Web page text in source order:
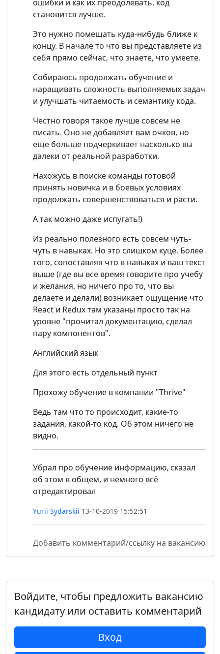
ошибки и как их преодолевать, код
становится лучше.
Это нужно помещать куда-нибудь ближе к
концу. В начале то что вы представляете из
себя прямо сейчас, что знаете, что умеете.
Собираюсь продолжать обучение и
наращивать сложность выполняемых задач
и улучшать читаемость и семантику кода.
Честно говоря такое лучше совсем не
писать. Оно не добавляет вам очков, но
еще больше подчеркивает насколько вы
далеки от реальной разработки.
Нахожусь в поиске команды готовой
принять новичка и в боевых условиях
продолжать совершенствоваться и расти.
А так можно даже испугать!)
Из реально полезного есть совсем чуть-
чуть в навыках. Но это слишком куце. Более
того, сопоставляя что в навыках и ваш текст
выше (где вы все время говорите про учебу
и желания, но ничего про то, что вы
делаете и делали) возникает ощущение что
React и Redux там указаны просто так на
уровне "прочитал документацию, сделал
пару компонентов".
Английский язык
Для этого есть отдельный пункт
Прохожу обучение в компании "Thrive"
Ведь там что то происходит, какие-то
задания, какой-то код. Об этом ничего не
видно.
Убрал про обучение информацию, сказал
об этом в общем, и немного всё
отредактировал
Yurii Sydarskii 13-10-2019 15:52:51
Добавить комментарий/ссылку на вакансию
Войдите, чтобы предложить вакансию
кандидату или оставить комментарий
Вход